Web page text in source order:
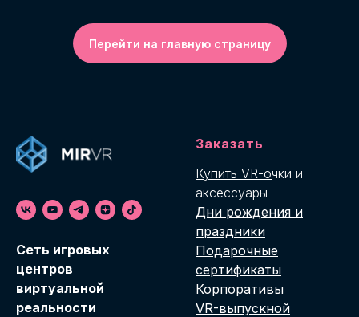
Перейти на главную страницу
Cеть игровых
центров
виртуальной
реальности
Заказать
Купить VR-очки и
аксессуары
Дни рождения и
праздники
Подарочные
сертификаты
Корпоративы
VR-выпускной